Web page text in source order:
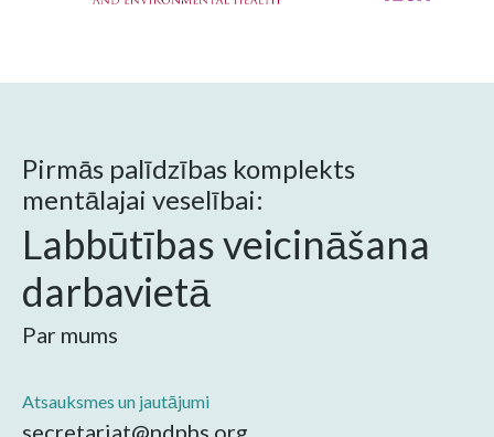
Pirmās palīdzības komplekts
mentālajai veselībai:
Labbūtības veicināšana
darbavietā
Par mums
Atsauksmes un jautājumi
secretariat@ndphs.org